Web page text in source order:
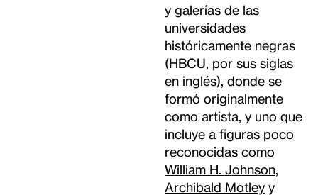
y galerías de las
universidades
históricamente negras
(HBCU, por sus siglas
en inglés), donde se
formó originalmente
como artista, y uno que
incluye a figuras poco
reconocidas como
William H. Johnson
Archibald Motley y